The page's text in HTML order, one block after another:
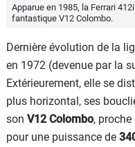
Apparue en 1985, la Ferrari
fantastique V12 Colombo.
Dernière évolution de la
en 1972 (devenue par la
Extérieurement, elle se
plus horizontal, ses
son V12 Colombo, proche
pour une puissance de